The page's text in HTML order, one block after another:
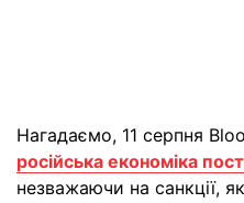
Нагадаємо, 11 серпня
російська економіка
незважаючи на санкції,